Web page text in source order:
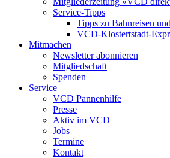
Service-Tipps
Tipps zu Bahnreisen
VCD-Klostertstadt-
Mitmachen
Newsletter abonnieren
Mitgliedschaft
Spenden
Service
VCD Pannenhilfe
Presse
Aktiv im VCD
Jobs
Termine
Kontakt